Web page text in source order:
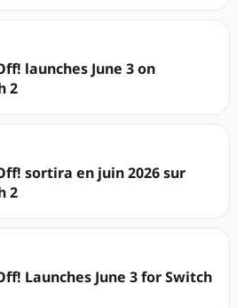
launches June 3 on
2
sortira en juin 2026 sur
2
Launches June 3 for Switch